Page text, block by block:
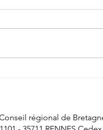
régional de